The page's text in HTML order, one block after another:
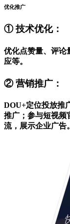
优化推广
① 技术优化：
优化点赞量、评论
应等。
② 营销推广：
DOU+定位投放推
推广；参与短视频
流，展示企业广告。